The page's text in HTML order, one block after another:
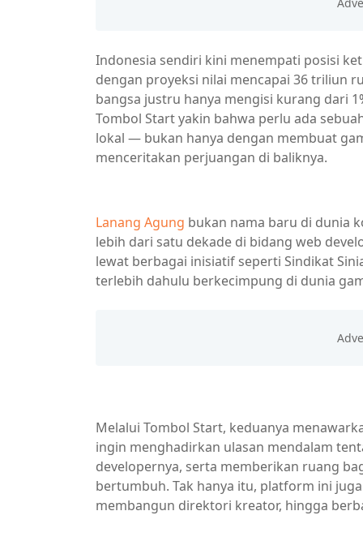
Indonesia sendiri kini menempati posisi
dengan proyeksi nilai mencapai 36 triliun
bangsa justru hanya mengisi kurang dari
Tombol Start yakin bahwa perlu ada
lokal — bukan hanya dengan membuat
menceritakan perjuangan di baliknya.
Lanang Agung bukan nama baru di dunia
lebih dari satu dekade di bidang web
lewat berbagai inisiatif seperti Sindikat
terlebih dahulu berkecimpung di dunia
Melalui Tombol Start, keduanya
ingin menghadirkan ulasan mendalam
developernya, serta memberikan ruang
bertumbuh. Tak hanya itu, platform ini
membangun direktori kreator, hingga